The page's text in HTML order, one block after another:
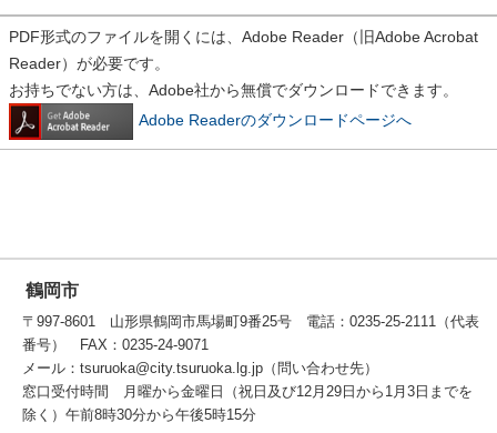
PDF形式のファイルを開くには、Adobe Reader（旧Adobe Acrobat
Reader）が必要です。
お持ちでない方は、Adobe社から無償でダウンロードできます。
Adobe Readerのダウンロードページへ
鶴岡市
〒997-8601 山形県鶴岡市馬場町9番25号 電話：0235-25-2111（代表
番号） FAX：0235-24-9071
メール：tsuruoka@city.tsuruoka.lg.jp（問い合わせ先）
窓口受付時間 月曜から金曜日（祝日及び12月29日から1月3日までを
除く）午前8時30分から午後5時15分